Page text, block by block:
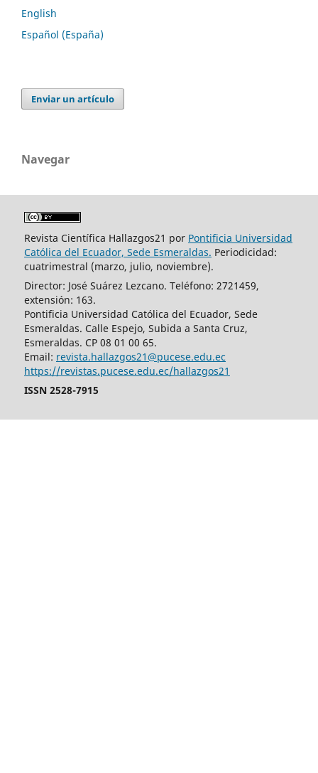
English
Español (España)
Enviar un artículo
Navegar
Revista Científica Hallazgos21 por Pontificia Universidad
Católica del Ecuador, Sede Esmeraldas. Periodicidad:
cuatrimestral (marzo, julio, noviembre).
Director: José Suárez Lezcano. Teléfono: 2721459,
extensión: 163.
Pontificia Universidad Católica del Ecuador, Sede
Esmeraldas. Calle Espejo, Subida a Santa Cruz,
Esmeraldas. CP 08 01 00 65.
Email: revista.hallazgos21@pucese.edu.ec
https://revistas.pucese.edu.ec/hallazgos21
ISSN 2528-7915